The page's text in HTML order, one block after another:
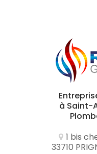
à Saint-
1 bis
33710